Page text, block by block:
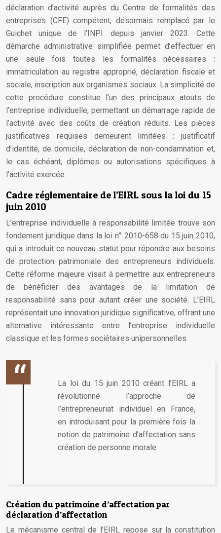
déclaration d’activité auprès du Centre de formalités des
entreprises (CFE) compétent, désormais remplacé par le
Guichet unique de l’INPI depuis janvier 2023. Cette
démarche administrative simplifiée permet d’effectuer en
une seule fois toutes les formalités nécessaires :
immatriculation au registre approprié, déclaration fiscale et
sociale, inscription aux organismes sociaux. La simplicité de
cette procédure constitue l’un des principaux atouts de
l’entreprise individuelle, permettant un démarrage rapide de
l’activité avec des coûts de création réduits. Les pièces
justificatives requises demeurent limitées : justificatif
d’identité, de domicile, déclaration de non-condamnation et,
le cas échéant, diplômes ou autorisations spécifiques à
l’activité exercée.
Cadre réglementaire de l’EIRL sous la loi du 15
juin 2010
L’entreprise individuelle à responsabilité limitée trouve son
fondement juridique dans la loi n° 2010-658 du 15 juin 2010,
qui a introduit ce nouveau statut pour répondre aux besoins
de protection patrimoniale des entrepreneurs individuels.
Cette réforme majeure visait à permettre aux entrepreneurs
de bénéficier des avantages de la limitation de
responsabilité sans pour autant créer une société. L’EIRL
représentait une innovation juridique significative, offrant une
alternative intéressante entre l’entreprise individuelle
classique et les formes sociétaires unipersonnelles.
La loi du 15 juin 2010 créant l’EIRL a
révolutionné l’approche de
l’entrepreneuriat individuel en France,
en introduisant pour la première fois la
notion de patrimoine d’affectation sans
création de personne morale.
Création du patrimoine d’affectation par
déclaration d’affectation
Le mécanisme central de l’EIRL repose sur la constitution